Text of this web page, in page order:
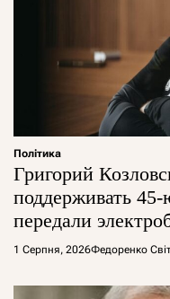
Політика
Григорий
поддерживать
передали
1 Серпня, 2026Федоренко